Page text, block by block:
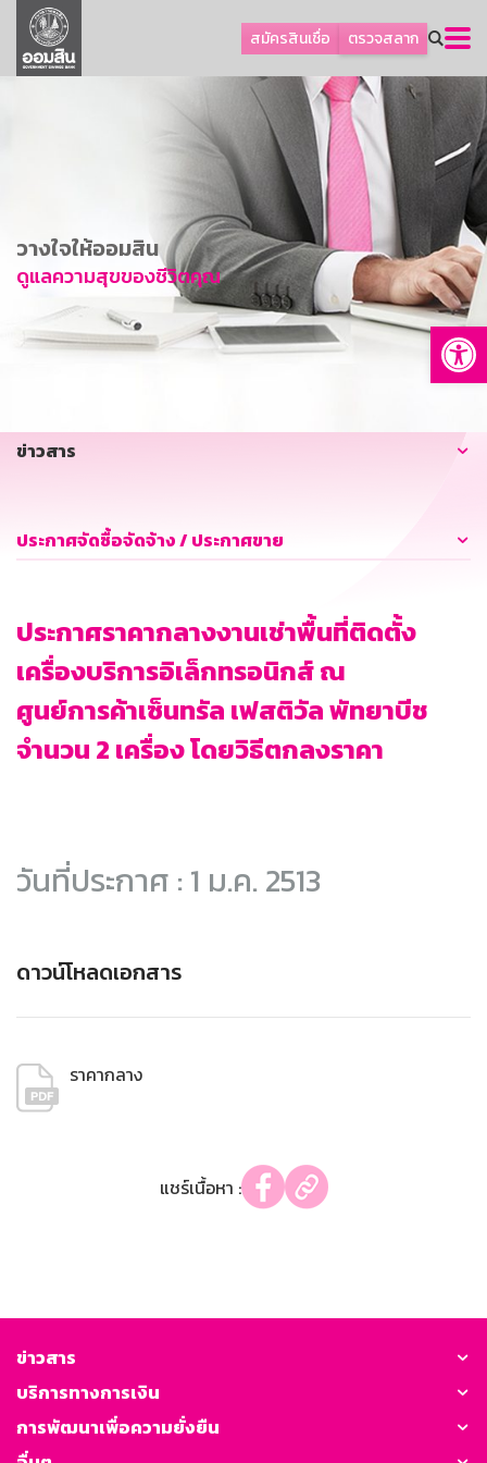
สมัครสินเชื่อ ตรวจสลาก
ลูกค้าธุรกิจ
ลูกค้าผู้ประกอบรายย่อย
การพัฒนาที่ยั่งยืน
ข่าวสาร
บริการทางการเงิน
อื่นๆ
วางใจให้ออมสิน
ดูแลความสุขของชีวิตคุณ
ข่าวสาร
ประกาศจัดซื้อจัดจ้าง / ประกาศขาย
ประกาศราคากลางงานเช่าพื้นที่ติดตั้ง
เครื่องบริการอิเล็กทรอนิกส์ ณ
ศูนย์การค้าเซ็นทรัล เฟสติวัล พัทยาบีช
จำนวน 2 เครื่อง โดยวิธีตกลงราคา
วันที่ประกาศ : 1 ม.ค. 2513
ดาวน์โหลดเอกสาร
ราคากลาง
แชร์เนื้อหา :
ข่าวสาร
บริการทางการเงิน
การพัฒนาเพื่อความยั่งยืน